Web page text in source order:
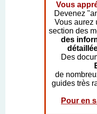
Vous
Devenez
Vous aurez
section des
des
Des
de
guides très
Pour en